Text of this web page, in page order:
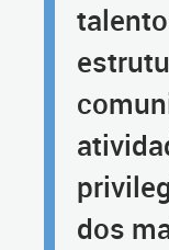
dos